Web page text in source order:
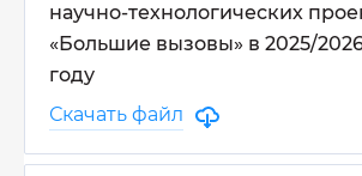
научно-технологических
«Большие вызовы» в 2025/
году
Скачать файл